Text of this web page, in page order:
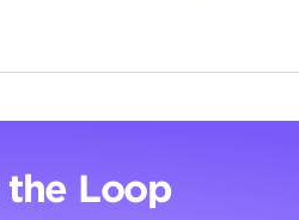
the Loop